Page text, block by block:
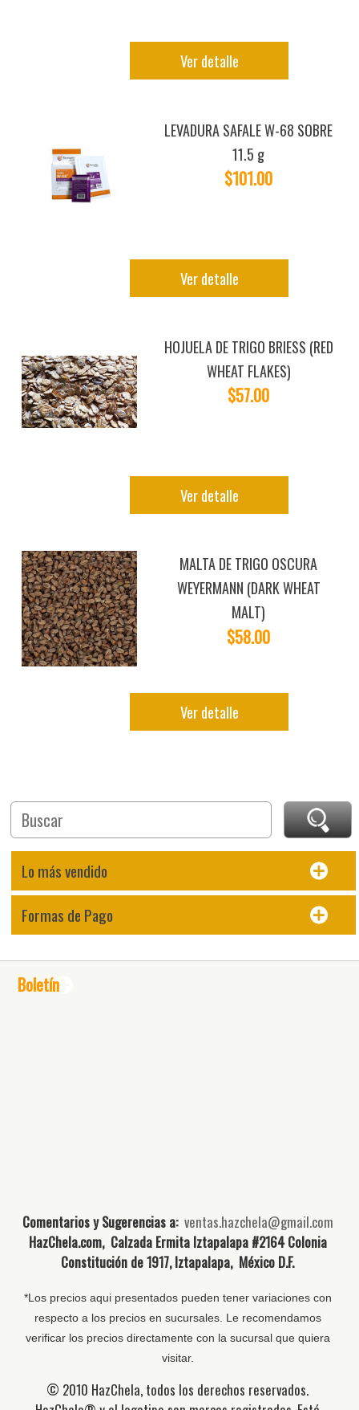
Ver detalle
LEVADURA SAFALE W-68 SOBRE
11.5 g
$101.00
Ver detalle
HOJUELA DE TRIGO BRIESS (RED
WHEAT FLAKES)
$57.00
Ver detalle
MALTA DE TRIGO OSCURA
WEYERMANN (DARK WHEAT
MALT)
$58.00
Ver detalle
Lo más vendido
Formas de Pago
Boletín
Comentarios y Sugerencias a: ventas.hazchela@gmail.com
HazChela.com, Calzada Ermita Iztapalapa #2164 Colonia
Constitución de 1917, Iztapalapa, México D.F.
*Los precios aqui presentados pueden tener variaciones con
respecto a los precios en sucursales. Le recomendamos
verificar los precios directamente con la sucursal que quiera
visitar.
© 2010 HazChela, todos los derechos reservados.